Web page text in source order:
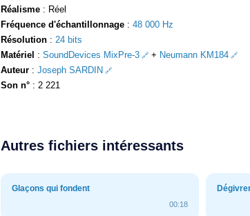
Réalisme : Réel
Fréquence d'échantillonnage : 48 000 Hz
Résolution : 24 bits
Matériel : SoundDevices MixPre-3 + Neumann KM184
Auteur : Joseph SARDIN
Son n° : 2 221
Autres fichiers intéressants
Glaçons qui fondent
00:18